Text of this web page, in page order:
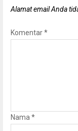
Alamat email Anda
Komentar*
Nama*